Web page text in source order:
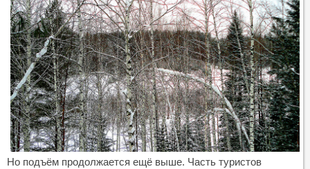
Но подъём продолжается ещё выше. Часть туристов